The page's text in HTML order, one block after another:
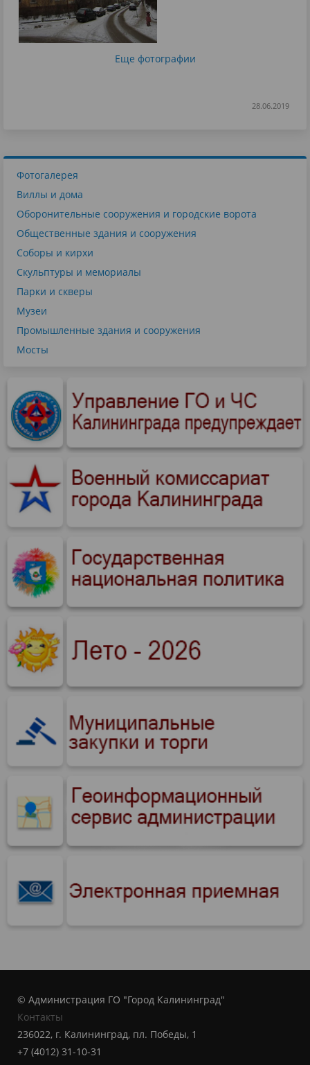
Еще фотографии
28.06.2019
Фотогалерея
Виллы и дома
Оборонительные сооружения и городские ворота
Общественные здания и сооружения
Соборы и кирхи
Скульптуры и мемориалы
Парки и скверы
Музеи
Промышленные здания и сооружения
Мосты
© Администрация ГО "Город Калининград"
Контакты
236022, г. Калининград, пл. Победы, 1
+7 (4012) 31-10-31